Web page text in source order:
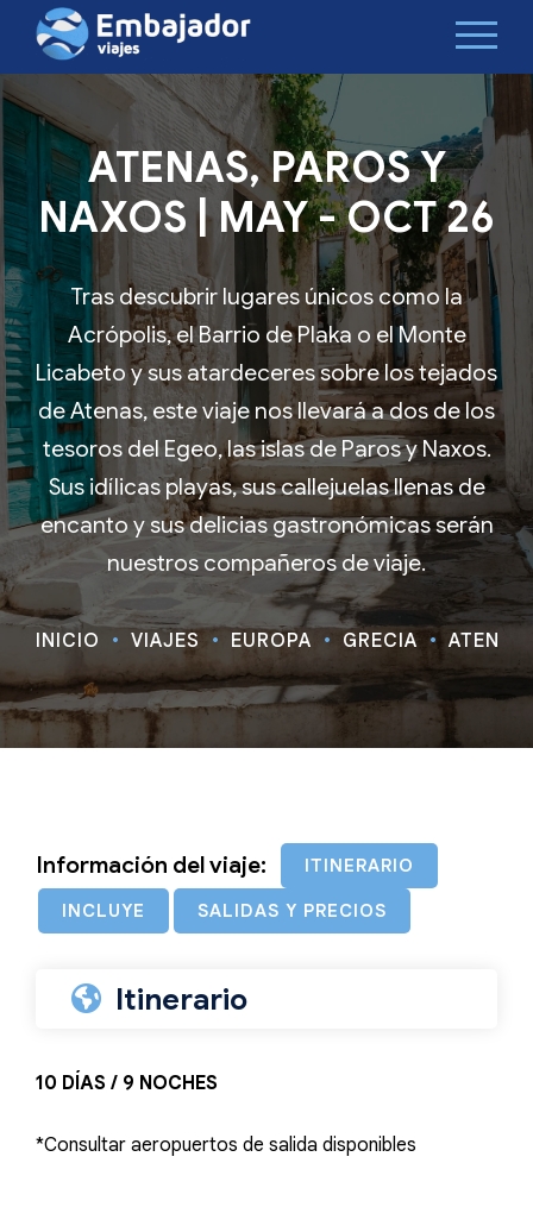
ATENAS, PAROS Y
NAXOS | MAY - OCT 26
Tras descubrir lugares únicos como la
Acrópolis, el Barrio de Plaka o el Monte
Licabeto y sus atardeceres sobre los tejados
de Atenas, este viaje nos llevará a dos de los
tesoros del Egeo, las islas de Paros y Naxos.
Sus idílicas playas, sus callejuelas llenas de
encanto y sus delicias gastronómicas serán
nuestros compañeros de viaje.
INICIO VIAJES EUROPA GRECIA
Información del viaje: ITINERARIO
INCLUYE SALIDAS Y PRECIOS
Itinerario
10 DÍAS / 9 NOCHES
*Consultar aeropuertos de salida disponibles